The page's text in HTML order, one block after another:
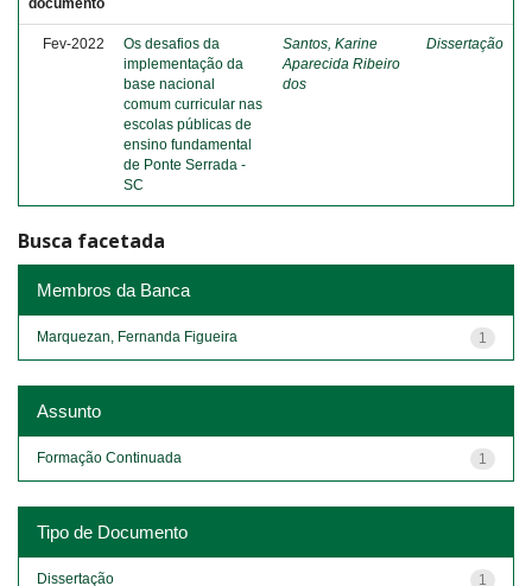
documento
Fev-2022
Os desafios da
implementação da
base nacional
comum curricular nas
escolas públicas de
ensino fundamental
de Ponte Serrada -
SC
Santos, Karine
Aparecida Ribeiro
dos
Dissertação
Busca facetada
Membros da Banca
1
Marquezan, Fernanda Figueira
Assunto
1
Formação Continuada
Tipo de Documento
1
Dissertação